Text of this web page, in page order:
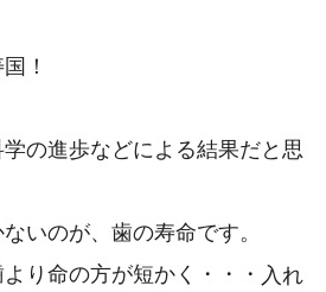
！
の進歩などによる結果だと思
いのが、歯の寿命です。
り命の方が短かく・・・ 入れ